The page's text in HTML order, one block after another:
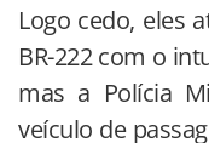
Logo cedo, eles
BR-222 com o
mas a Polícia
veículo de